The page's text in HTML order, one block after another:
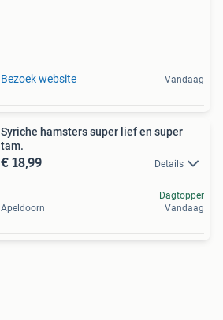
Bezoek website Vandaag
Syriche hamsters super lief en super
tam.
€ 18,99 Details
Apeldoorn
Dagtopper
Vandaag